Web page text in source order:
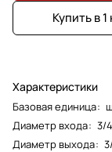
Купить в 1
Характеристики
Базовая единица:
Диаметр входа: 3/4
Диаметр выхода: